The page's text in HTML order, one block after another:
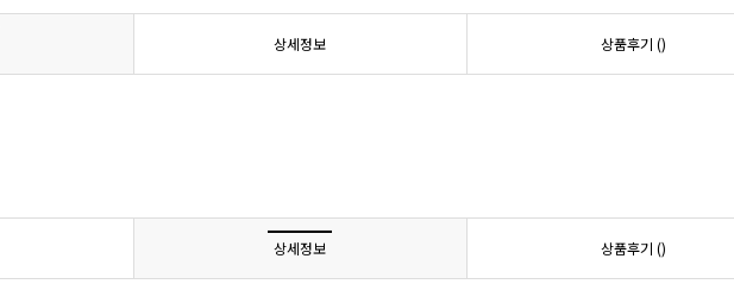
상세정보 상품후기 ()
상세정보 상품후기 ()